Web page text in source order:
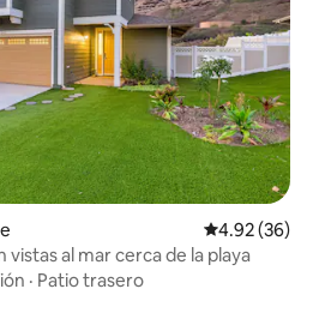
Calificación
4.92 (36)
vistas al mar cerca de la playa
· Patio trasero